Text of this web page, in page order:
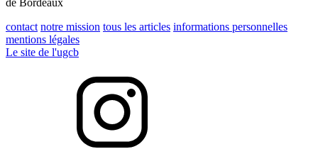
de Bordeaux
contact notre mission tous les articles informations personnelles
mentions légales
Le site de l'ugcb